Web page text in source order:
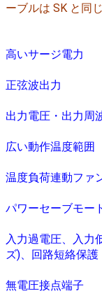
ーブルは SK と同
高いサージ電力
正弦波出力
出力電圧・出力周
広い動作温度範囲
温度負荷連動ファ
パワーセーブモー
入力過電圧、入力
ズ)、回路短絡保護
無電圧接点端子